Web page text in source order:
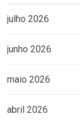
julho 2026
junho 2026
maio 2026
abril 2026